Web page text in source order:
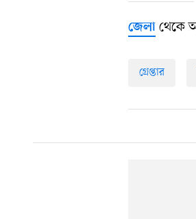
জেলা থেকে
গ্রেপ্তার